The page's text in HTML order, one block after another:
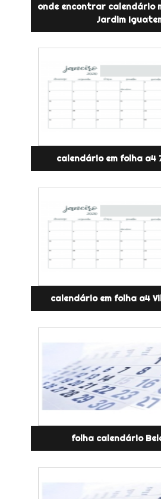
onde encontrar calendário
Jardim
calendário em folha a4
calendário em folha a4
folha calendário